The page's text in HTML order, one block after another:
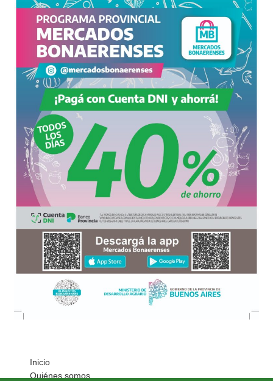
Inicio
Quiénes somos